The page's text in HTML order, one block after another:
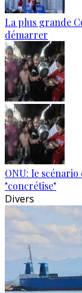
La plus grande
démarrer
ONU: le scénario
"concrétise"
Divers